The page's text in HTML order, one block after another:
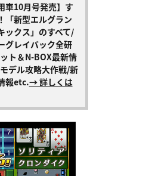
車10月号発売】す
「新型エルグラン
ックス」のすべて/
グレイバック全研
ト＆N-BOX最新情
デル攻略大作戦/新
報etc.→ 詳しくは